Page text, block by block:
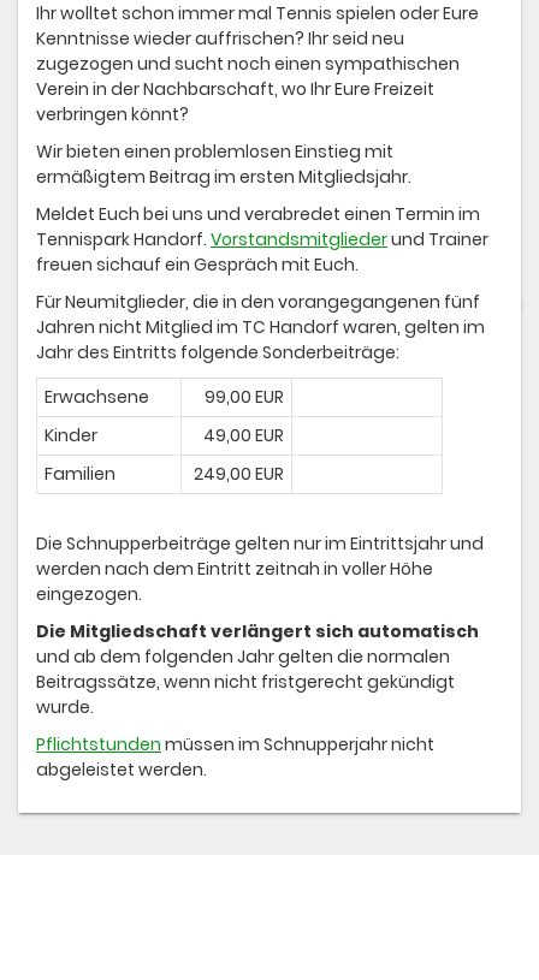
Ihr wolltet schon immer mal Tennis spielen oder Eure
Kenntnisse wieder auffrischen? Ihr seid neu
zugezogen und sucht noch einen sympathischen
Verein in der Nachbarschaft, wo Ihr Eure Freizeit
verbringen könnt?
Wir bieten einen problemlosen Einstieg mit
ermäßigtem Beitrag im ersten Mitgliedsjahr.
Meldet Euch bei uns und verabredet einen Termin im
Tennispark Handorf. Vorstandsmitgliederund Trainer
freuen sichauf ein Gespräch mit Euch.
Für Neumitglieder, die in den vorangegangenen fünf
Jahren nicht Mitglied im TC Handorf waren, gelten im
Jahr des Eintritts folgende Sonderbeiträge:
Erwachsene
99,00 EUR
Kinder
49,00 EUR
Familien
249,00 EUR
Die Schnupperbeiträge gelten nur im Eintrittsjahr und
werden nach dem Eintritt zeitnah in voller Höhe
eingezogen.
Die Mitgliedschaft verlängert sich automatisch
und ab dem folgenden Jahr gelten die normalen
Beitragssätze, wenn nicht fristgerecht gekündigt
wurde.
Pflichtstunden müssen im Schnupperjahr nicht
abgeleistet werden.